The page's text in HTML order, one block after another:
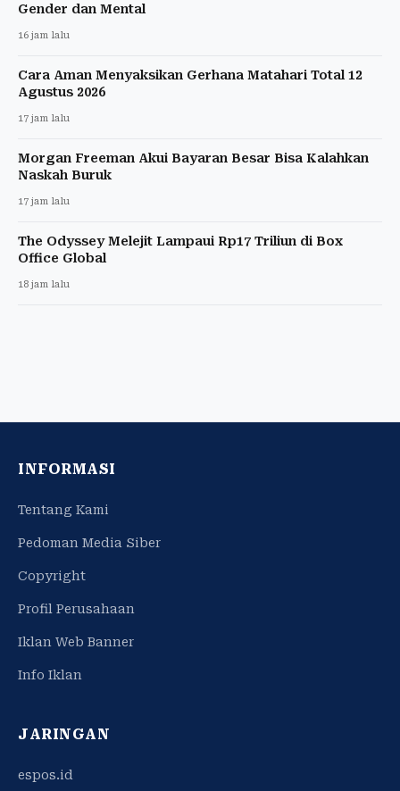
Gender dan Mental
16 jam lalu
Cara Aman Menyaksikan Gerhana Matahari Total 12
Agustus 2026
17 jam lalu
Morgan Freeman Akui Bayaran Besar Bisa Kalahkan
Naskah Buruk
17 jam lalu
The Odyssey Melejit Lampaui Rp17 Triliun di Box
Office Global
18 jam lalu
INFORMASI
Tentang Kami
Pedoman Media Siber
Copyright
Profil Perusahaan
Iklan Web Banner
Info Iklan
JARINGAN
espos.id